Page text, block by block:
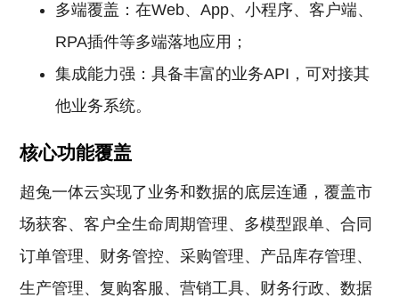
多端覆盖：在Web、App、小程序、客户端、
RPA插件等多端落地应用；
集成能力强：具备丰富的业务API，可对接其
他业务系统。
核心功能覆盖
超兔一体云实现了业务和数据的底层连通，覆盖市
场获客、客户全生命周期管理、多模型跟单、合同
订单管理、财务管控、采购管理、产品库存管理、
生产管理、复购客服、营销工具、财务行政、数据